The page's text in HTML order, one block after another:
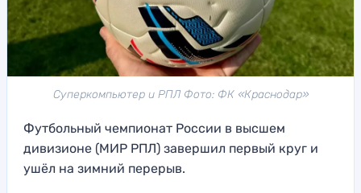
Суперкомпьютер и РПЛ Фото: ФК «Краснодар»
Футбольный чемпионат России в высшем
дивизионе (МИР РПЛ) завершил первый круг и
ушёл на зимний перерыв.